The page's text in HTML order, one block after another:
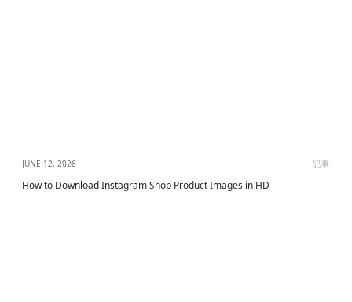
JUNE 12, 2026 記事
How to Download Instagram Shop Product Images in HD